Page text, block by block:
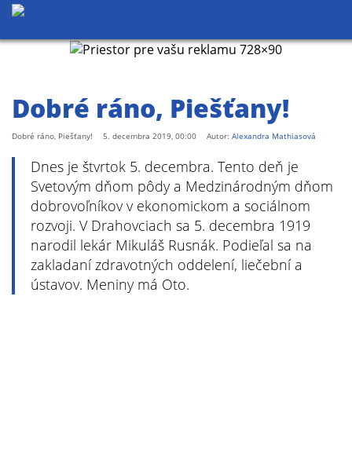
Dobré ráno, Piešťany!
Dobré ráno, Piešťany! 5. decembra 2019, 00:00 Autor: Alexandra Mathiasová
Dnes je štvrtok 5. decembra. Tento deň je
Svetovým dňom pôdy a Medzinárodným dňom
dobrovoľníkov v ekonomickom a sociálnom
rozvoji. V Drahovciach sa 5. decembra 1919
narodil lekár Mikuláš Rusnák. Podieľal sa na
zakladaní zdravotných oddelení, liečební a
ústavov. Meniny má Oto.